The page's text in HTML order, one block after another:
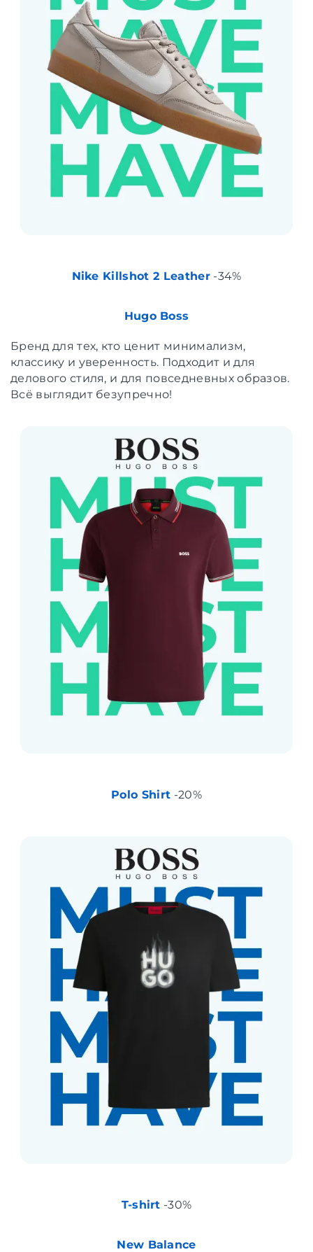
Nike Killshot 2 Leather-34%
Hugo Boss
Бренд для тех, кто ценит минимализм,
классику и уверенность. Подходит и для
делового стиля, и для повседневных образов.
Всё выглядит безупречно!
Polo Shirt -20%
T-shirt -30%
New Balance